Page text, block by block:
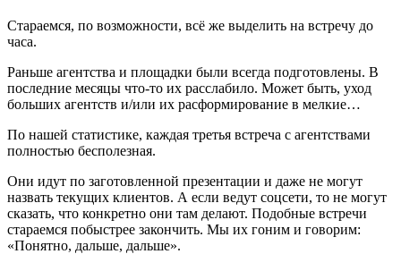
Стараемся, по возможности, всё же выделить на встречу до
часа.
Раньше агентства и площадки были всегда подготовлены. В
последние месяцы что-то их расслабило. Может быть, уход
больших агентств и/или их расформирование в мелкие…
По нашей статистике, каждая третья встреча с агентствами
полностью бесполезная.
Они идут по заготовленной презентации и даже не могут
назвать текущих клиентов. А если ведут соцсети, то не могут
сказать, что конкретно они там делают. Подобные встречи
стараемся побыстрее закончить. Мы их гоним и говорим:
«Понятно, дальше, дальше».